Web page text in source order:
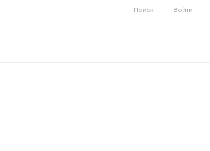
Поиск Войти